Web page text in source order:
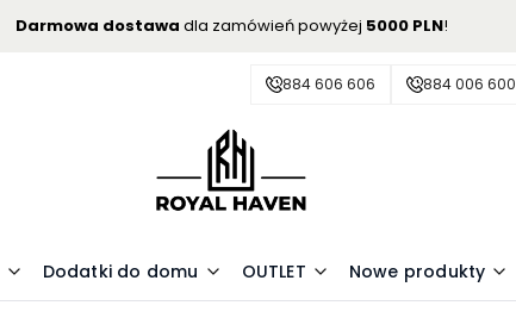
Darmowa dostawa dla zamówień powyżej 5000 PLN!
884 606 606 884 006 600
Dodatki do domu OUTLET Nowe produkty